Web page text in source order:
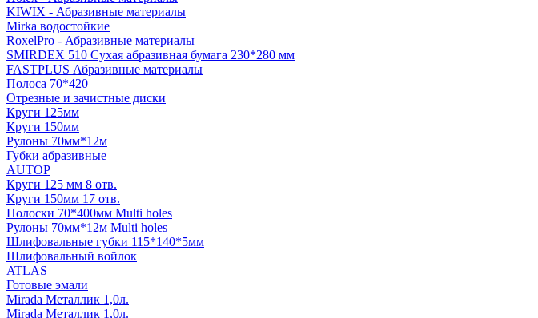
KIWIX - Абразивные материалы
Mirka водостойкие
RoxelPro - Абразивные материалы
SMIRDEX 510 Сухая абразивная бумага 230*280 мм
FASTPLUS Абразивные материалы
Полоса 70*420
Отрезные и зачистные диски
Круги 125мм
Круги 150мм
Рулоны 70мм*12м
Губки абразивные
AUTOP
Круги 125 мм 8 отв.
Круги 150мм 17 отв.
Полоски 70*400мм Multi holes
Рулоны 70мм*12м Multi holes
Шлифовальные губки 115*140*5мм
Шлифовальный войлок
ATLAS
Готовые эмали
Mirada Металлик 1,0л.
Mirada Металлик 1,0л.